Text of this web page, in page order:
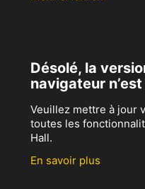
Désolé, la
navigateur
Veuillez mettre à jour
toutes les
Hall.
En savoir plus